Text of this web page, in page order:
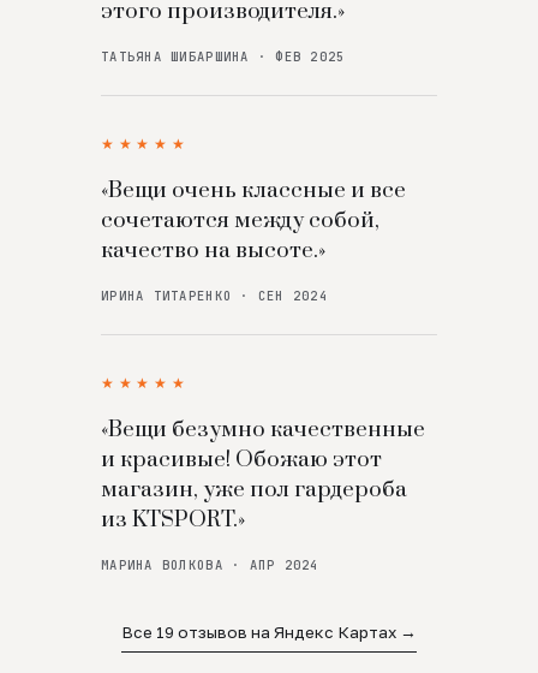
этого производителя.»
ТАТЬЯНА ШИБАРШИНА · ФЕВ 2025
★★★★★
«Вещи очень классные и все
сочетаются между собой,
качество на высоте.»
ИРИНА ТИТАРЕНКО · СЕН 2024
★★★★★
«Вещи безумно качественные
и красивые! Обожаю этот
магазин, уже пол гардероба
из KTSPORT.»
МАРИНА ВОЛКОВА · АПР 2024
Все 19 отзывов на Яндекс Картах →